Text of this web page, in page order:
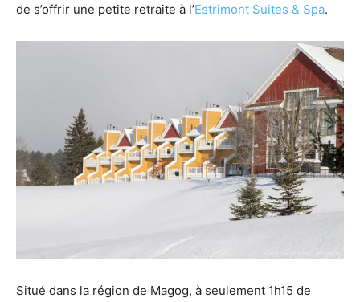
de s’offrir une petite retraite à l’Estrimont Suites & Spa.
Situé dans la région de Magog, à seulement 1h15 de